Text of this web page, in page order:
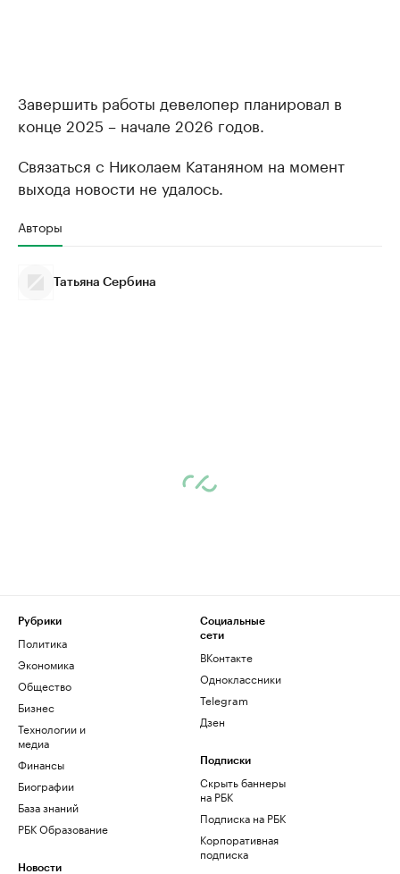
Завершить работы девелопер планировал в
конце 2025 – начале 2026 годов.
Связаться с Николаем Катаняном на момент
выхода новости не удалось.
Авторы
Татьяна Сербина
Рубрики
Политика
Экономика
Общество
Бизнес
Технологии и
медиа
Финансы
Биографии
База знаний
РБК Образование
Новости
Социальные
сети
ВКонтакте
Одноклассники
Telegram
Дзен
Подписки
Скрыть баннеры
на РБК
Подписка на РБК
Корпоративная
подписка